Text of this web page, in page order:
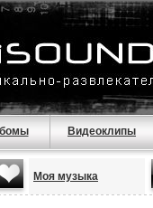
Видеоклипы
Моя музыка